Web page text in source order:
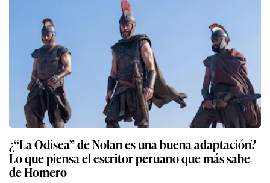
¿“La Odisea” de Nolan es una buena adaptación?
Lo que piensa el escritor peruano que más sabe
de Homero